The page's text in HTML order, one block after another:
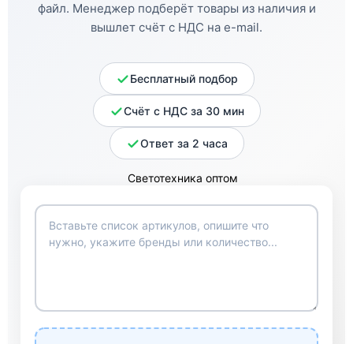
файл. Менеджер подберёт товары из наличия и
вышлет счёт с НДС на e-mail.
Бесплатный подбор
Счёт с НДС за 30 мин
Ответ за 2 часа